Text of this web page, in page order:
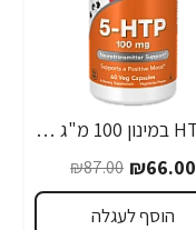
5-HTP במינון 100 מ"ג - 60 כמוסות - מבית NOW FOODS
₪66.00
₪87.00
הוסף לעגלה